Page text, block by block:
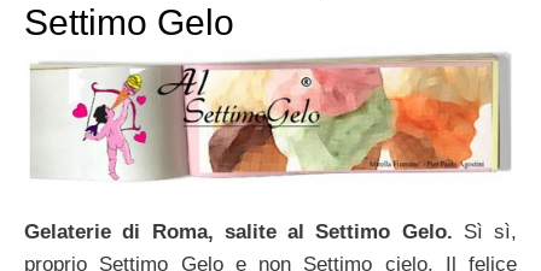
Settimo Gelo
Gelaterie di Roma, salite al Settimo Gelo. Sì sì,
proprio Settimo Gelo e non Settimo cielo. Il felice